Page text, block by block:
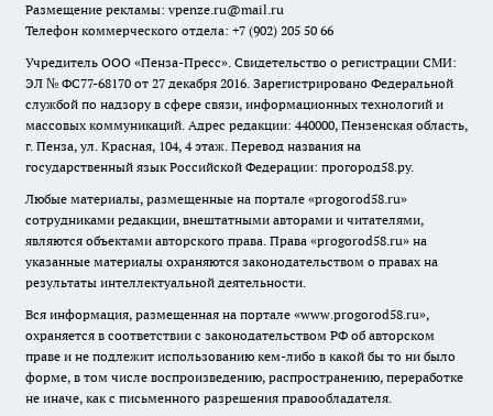
Размещение рекламы: vpenze.ru@mail.ru
Телефон коммерческого отдела: +7 (902) 205 50 66
Учредитель ООО «Пенза-Пресс». Свидетельство о регистрации СМИ:
ЭЛ № ФС77-68170 от 27 декабря 2016. Зарегистрировано Федеральной
службой по надзору в сфере связи, информационных технологий и
массовых коммуникаций. Адрес редакции: 440000, Пензенская область,
г. Пенза, ул. Красная, 104, 4 этаж. Перевод названия на
государственный язык Российской Федерации: прогород58.ру.
Любые материалы, размещенные на портале «progorod58.ru»
сотрудниками редакции, внештатными авторами и читателями,
являются объектами авторского права. Права «progorod58.ru» на
указанные материалы охраняются законодательством о правах на
результаты интеллектуальной деятельности.
Вся информация, размещенная на портале «www.progorod58.ru»,
охраняется в соответствии с законодательством РФ об авторском
праве и не подлежит использованию кем-либо в какой бы то ни было
форме, в том числе воспроизведению, распространению, переработке
не иначе, как с письменного разрешения правообладателя.